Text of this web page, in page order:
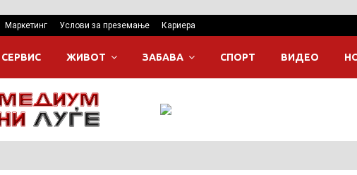
Маркетинг Услови за преземање Кариера
ЖИВОТ ЗАБАВА СПОРТ ВИДЕО